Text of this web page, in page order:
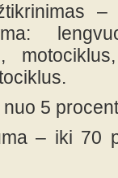
5
– iki 70